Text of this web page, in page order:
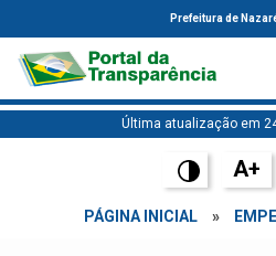
Prefeitura de
Última atualização em
A+
PÁGINA INICIAL »